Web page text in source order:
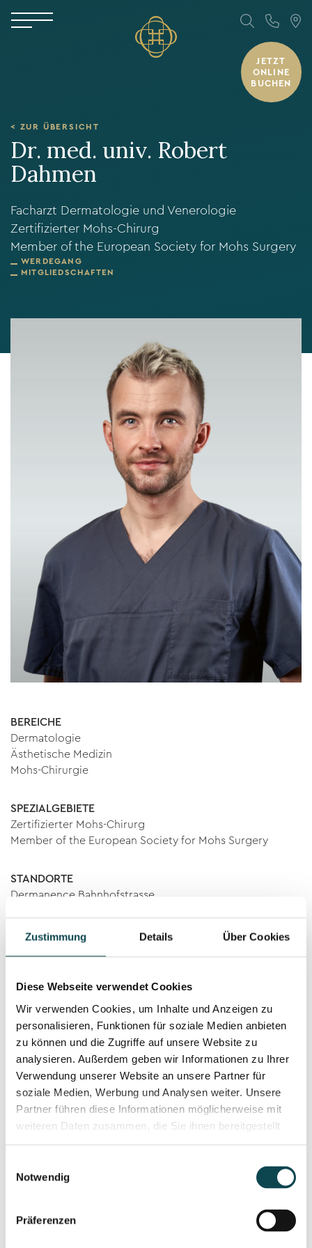
Zustimmung Details Über Cookies
Diese Webseite verwendet Cookies
Wir verwenden Cookies, um Inhalte und Anzeigen zu
personalisieren, Funktionen für soziale Medien anbieten
zu können und die Zugriffe auf unsere Website zu
analysieren. Außerdem geben wir Informationen zu Ihrer
Verwendung unserer Website an unsere Partner für
soziale Medien, Werbung und Analysen weiter. Unsere
Partner führen diese Informationen möglicherweise mit
weiteren Daten zusammen, die Sie ihnen bereitgestellt
Notwendig
Präferenzen
JETZT
ONLINE
BUCHEN
< ZUR ÜBERSICHT
Dr. med. univ. Robert
Dahmen
Facharzt Dermatologie und Venerologie
Zertifizierter Mohs-Chirurg
Member of the European Society for Mohs Surgery
WERDEGANG
MITGLIEDSCHAFTEN
BEREICHE
Dermatologie
Ästhetische Medizin
Mohs-Chirurgie
SPEZIALGEBIETE
Zertifizierter Mohs-Chirurg
Member of the European Society for Mohs Surgery
STANDORTE
Dermanence Bahnhofstrasse
SPRACHEN
Deutsch, English, Tschechisch
Werdegang & Ausbildungen
Ausbildung
Facharzttitel: Dermatologie und Venerologie
2014
Verleihung des Doktorgrades MUDr.
(Medicinae Universae Doctor)
2014
Berufliche Tätigkeit